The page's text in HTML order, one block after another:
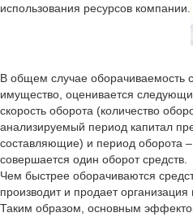
использования ресурсов компании.
В общем случае оборачиваемость
имущество, оценивается
скорость оборота (количество
анализируемый период капитал
составляющие) и период оборота
совершается один оборот средств.
Чем быстрее оборачиваются
производит и продает
Таким образом, основным